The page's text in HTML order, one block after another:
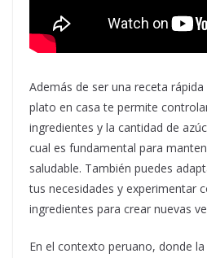
Además de ser una receta
plato en casa te permite
ingredientes y la cantidad de
cual es fundamental para
saludable. También puedes
tus necesidades y experimentar
ingredientes para crear nuevas
En el contexto peruano, donde